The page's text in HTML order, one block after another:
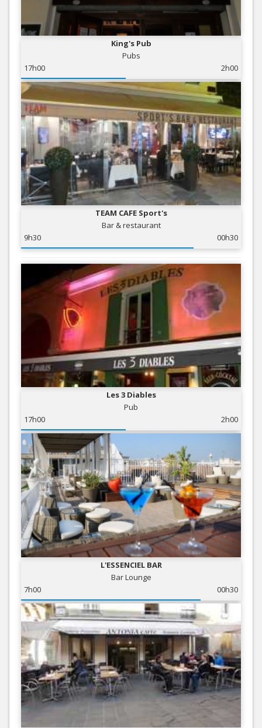
King's Pub
Pubs
17h00
2h00
TEAM CAFE Sport's
Bar & restaurant
9h30
00h30
Les 3 Diables
Pub
17h00
2h00
L'ESSENCIEL BAR
Bar Lounge
7h00
00h30